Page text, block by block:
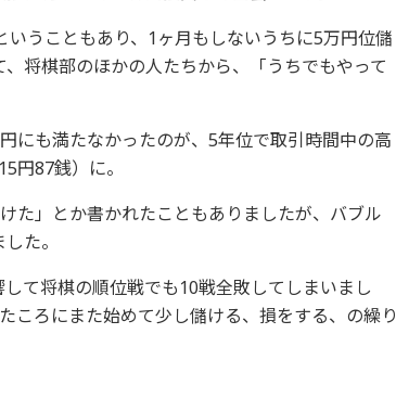
うこともあり、1ヶ月もしないうちに5万円位儲
将棋部のほかの人たちから、「うちでもやって
にも満たなかったのが、5年位で取引時間中の高
円87銭）に。
た」とか書かれたこともありましたが、バブル
た。
て将棋の順位戦でも10戦全敗してしまいまし
ころにまた始めて少し儲ける、損をする、の繰り